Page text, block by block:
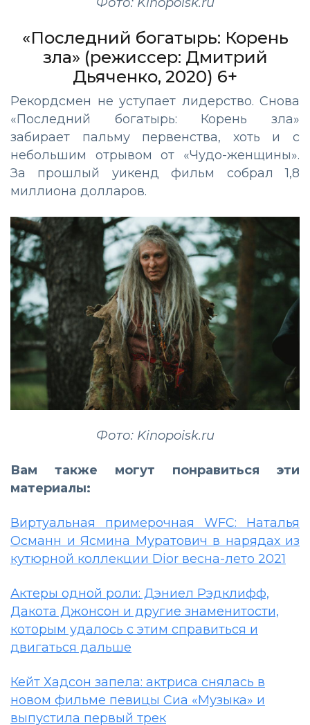
Фото: Kinopoisk.ru
«Последний богатырь: Корень
зла» (режиссер: Дмитрий
Дьяченко, 2020) 6+
Рекордсмен не уступает лидерство. Снова
«Последний богатырь: Корень зла»
забирает пальму первенства, хоть и с
небольшим отрывом от «Чудо-женщины».
За прошлый уикенд фильм собрал 1,8
миллиона долларов.
Фото: Kinopoisk.ru
Вам также могут понравиться эти
материалы:
Виртуальная примерочная WFC: Наталья
Османн и Ясмина Муратович в нарядах из
кутюрной коллекции Dior весна-лето 2021
Актеры одной роли: Дэниел Рэдклифф,
Дакота Джонсон и другие знаменитости,
которым удалось с этим справиться и
двигаться дальше
Кейт Хадсон запела: актриса снялась в
новом фильме певицы Сиа «Музыка» и
выпустила первый трек